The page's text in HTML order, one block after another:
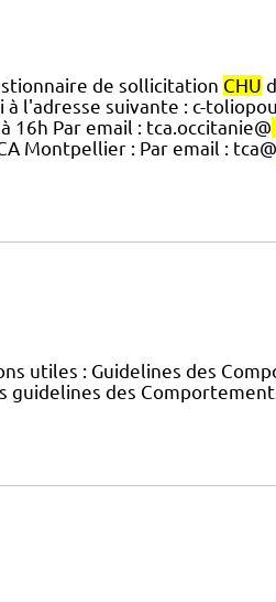
de sollicitation CHU
l'adresse suivante : c-
16h Par email : tca.occitanie@
Montpellier : Par email : tca@
utiles : Guidelines des
guidelines des